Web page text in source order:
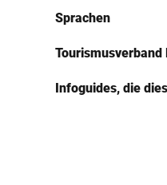
Sprachen
Tourismusverband
Infoguides, die